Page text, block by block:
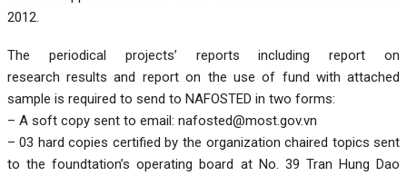
2012.
The periodical projects’ reports including report on
research results and report on the use of fund with attached
sample is required to send to NAFOSTED in two forms:
– A soft copy sent to email: nafosted@most.gov.vn
– 03 hard copies certified by the organization chaired topics sent
to the foundtation’s operating board at No. 39 Tran Hung Dao